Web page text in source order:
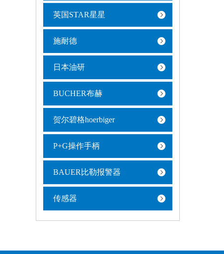
英国STAR星星
施耐德
日本油研
BUCHER布赫
贺尔碧格hoerbiger
P+G操作手柄
BAUER比勒报警器
传感器